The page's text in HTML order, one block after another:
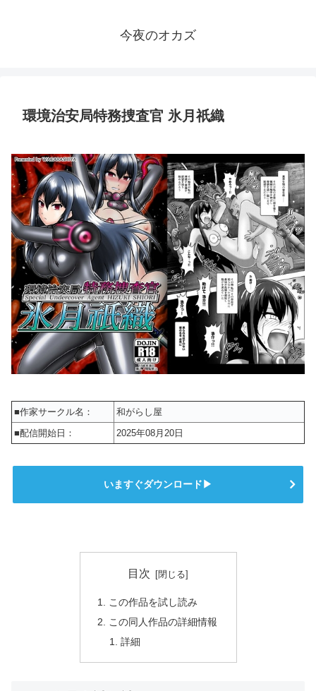
今夜のオカズ
環境治安局特務捜査官 氷月祇織
■作家サークル名：
和がらし屋
■配信開始日：
2025年08月20日
いますぐダウンロード▶
目次
この作品を試し読み
この同人作品の詳細情報
詳細